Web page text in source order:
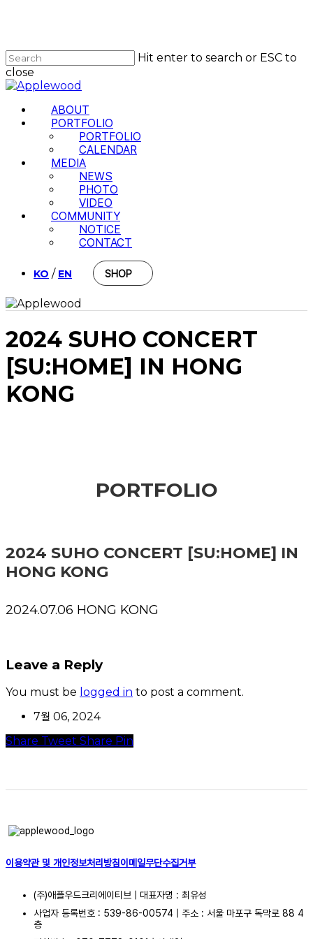
content
Hit enter to search or ESC to
close
Close
Menu
ABOUT
PORTFOLIO
PORTFOLIO
CALENDAR
MEDIA
NEWS
PHOTO
VIDEO
COMMUNITY
NOTICE
CONTACT
KO / EN SHOP
2024 SUHO CONCERT
[SU:HOME] IN HONG
KONG
PORTFOLIO
2024 SUHO CONCERT [SU:HOME] IN
HONG KONG
2024.07.06 HONG KONG
Leave a Reply
You must be logged in to post a comment.
7월 06, 2024
Share Tweet Share Pin
이용약관 및 개인정보처리방침이메일무단수집거부
(주)애플우드크리에이티브 | 대표자명 : 최유성
사업자 등록번호 : 539-86-00574 | 주소 : 서울 마포구 독막로 88 4
층